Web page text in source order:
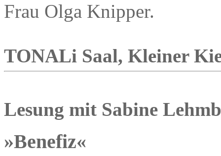
Frau Olga Knipper.
TONALi Saal, Kleiner
Lesung mit Sabine
»Benefiz«